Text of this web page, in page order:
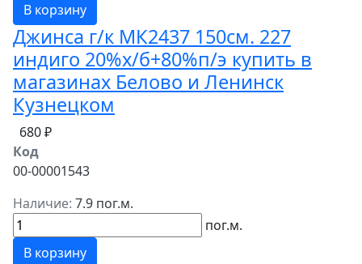
В корзину
Джинса г/к МК2437 150см. 227
индиго 20%х/б+80%п/э купить в
магазинах Белово и Ленинск
Кузнецком
680 ₽
Код
00-00001543
Наличие: 7.9 пог.м.
пог.м.
В корзину